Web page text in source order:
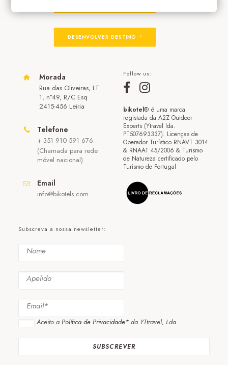
DESENVOLVER DESTINO
Morada
Rua das Oliveiras, LT
1, n°49, R/C Esq
2415-456 Leiria
Telefone
+ 351 910 591 676
(Chamada para rede
móvel nacional)
Email
info@bikotels.com
Follow us:
bikotel® é uma marca
registada da A2Z Outdoor
Experts (Ytravel lda.
PT507693337). Licenças de
Operador Turístico RNAVT 3014
& RNAAT 45/2006 & Turismo
de Natureza certificado pelo
Turismo de Portugal
Subscreva a nossa newsletter:
Aceito a Política de Privacidade* da YTtravel, Lda.